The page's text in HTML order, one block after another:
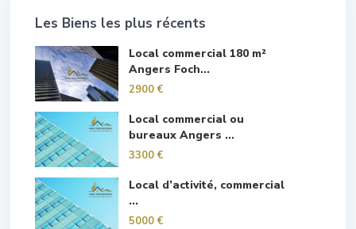
Les Biens les plus récents
Local commercial 180 m²
Angers Foch...
2900 €
Local commercial ou
bureaux Angers ...
3300 €
Local d’activité, commercial
...
5000 €